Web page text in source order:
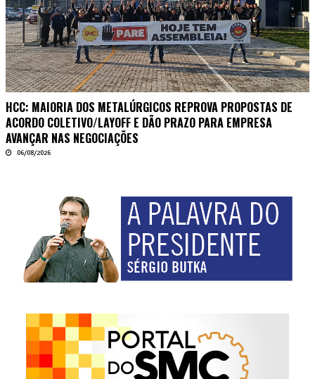
HCC: MAIORIA DOS METALÚRGICOS REPROVA PROPOSTAS DE
ACORDO COLETIVO/LAYOFF E DÃO PRAZO PARA EMPRESA
AVANÇAR NAS NEGOCIAÇÕES
06/08/2026